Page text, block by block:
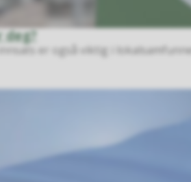
er også viktig i